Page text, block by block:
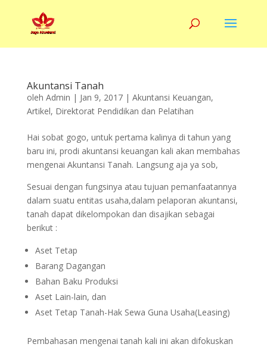
Akuntansi Tanah
oleh Admin | Jan 9, 2017| Akuntansi Keuangan,
Artikel, Direktorat Pendidikan dan Pelatihan
Hai sobat gogo, untuk pertama kalinya di tahun yang
baru ini, prodi akuntansi keuangan kali akan membahas
mengenai Akuntansi Tanah. Langsung aja ya sob,
Sesuai dengan fungsinya atau tujuan pemanfaatannya
dalam suatu entitas usaha,dalam pelaporan akuntansi,
tanah dapat dikelompokan dan disajikan sebagai
berikut :
Aset Tetap
Barang Dagangan
Bahan Baku Produksi
Aset Lain-lain, dan
Aset Tetap Tanah-Hak Sewa Guna Usaha(Leasing)
Pembahasan mengenai tanah kali ini akan difokuskan